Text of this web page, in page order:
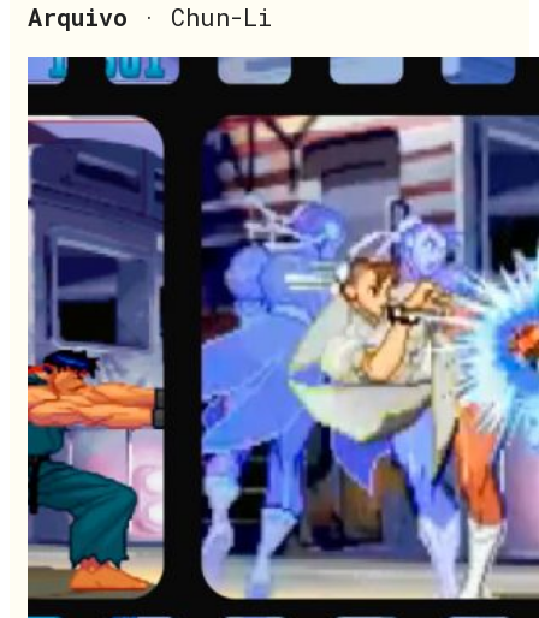
Arquivo · Chun-Li